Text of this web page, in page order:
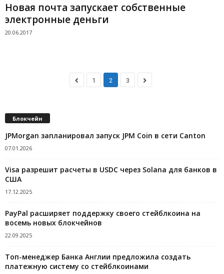
Новая почта запускает собственные
электронные деньги
20.06.2017
1 2 3
Блокчейн
JPMorgan запланировал запуск JPM Coin в сети Canton
07.01.2026
Visa разрешит расчеты в USDC через Solana для банков в
США
17.12.2025
PayPal расширяет поддержку своего стейблкоина на
восемь новых блокчейнов
22.09.2025
Топ-менеджер Банка Англии предложила создать
платежную систему со стейблкоинами